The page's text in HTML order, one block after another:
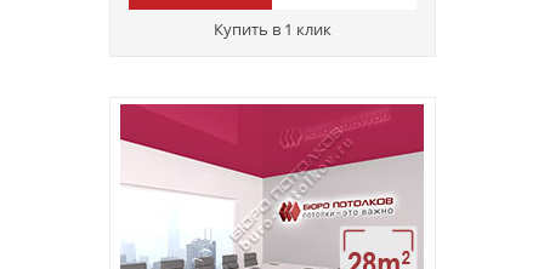
Купить в 1 клик